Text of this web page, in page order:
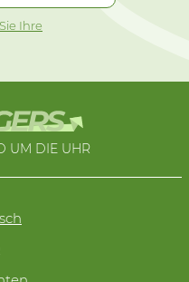
Ihre
UM DIE UHR